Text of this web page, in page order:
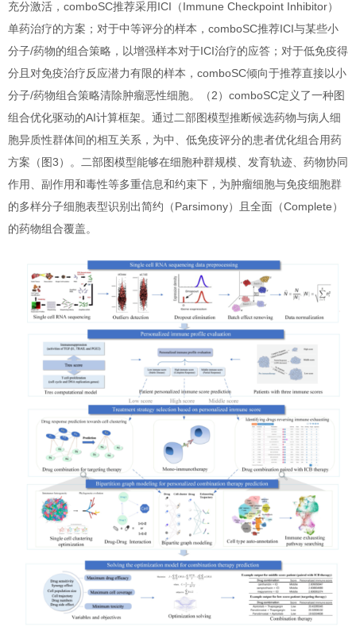
充分激活，comboSC推荐采用ICI（Immune Checkpoint Inhibitor）
单药治疗的方案；对于中等评分的样本，comboSC推荐ICI与某些小
分子/药物的组合策略，以增强样本对于ICI治疗的应答；对于低免疫得
分且对免疫治疗反应潜力有限的样本，comboSC倾向于推荐直接以小
分子/药物组合策略清除肿瘤恶性细胞。（2）comboSC定义了一种图
组合优化驱动的AI计算框架。通过二部图模型推断候选药物与病人细
胞异质性群体间的相互关系，为中、低免疫评分的患者优化组合用药
方案（图3）。二部图模型能够在细胞种群规模、发育轨迹、药物协同
作用、副作用和毒性等多重信息和约束下，为肿瘤细胞与免疫细胞群
的多样分子细胞表型识别出简约（Parsimony）且全面（Complete）
的药物组合覆盖。